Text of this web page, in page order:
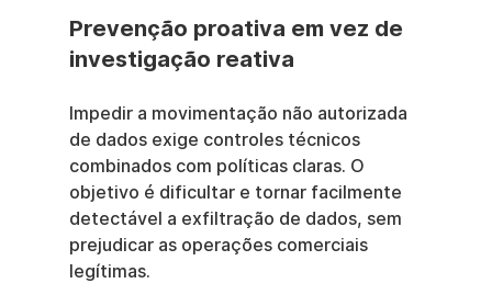
Prevenção proativa em vez de
investigação reativa
Impedir a movimentação não autorizada
de dados exige controles técnicos
combinados com políticas claras. O
objetivo é dificultar e tornar facilmente
detectável a exfiltração de dados, sem
prejudicar as operações comerciais
legítimas.